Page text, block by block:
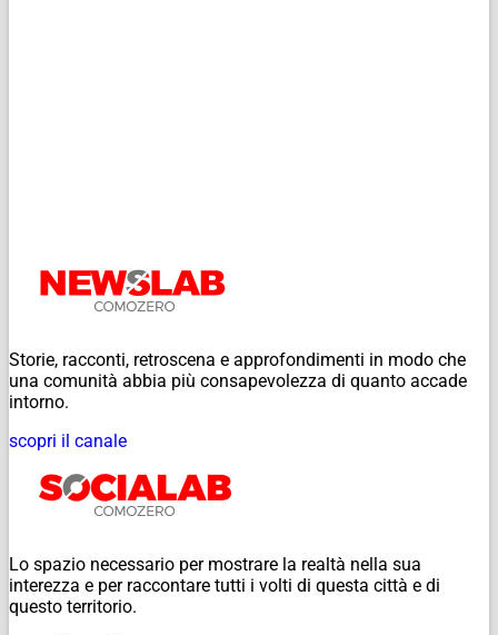
Storie, racconti, retroscena e approfondimenti in modo che
una comunità abbia più consapevolezza di quanto accade
intorno.
scopri il canale
Lo spazio necessario per mostrare la realtà nella sua
interezza e per raccontare tutti i volti di questa città e di
questo territorio.